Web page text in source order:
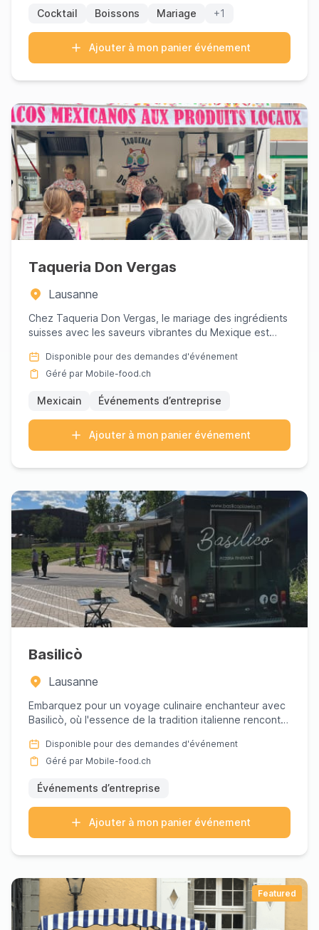
Cocktail Boissons Mariage +1
Ajouter à mon panier événement
Taqueria Don Vergas
Lausanne
Chez Taqueria Don Vergas, le mariage des ingrédients
suisses avec les saveurs vibrantes du Mexique est
Disponible pour des demandes d'événement
Géré par Mobile-food.ch
Mexicain Événements d’entreprise
Ajouter à mon panier événement
Basilicò
Lausanne
Embarquez pour un voyage culinaire enchanteur avec
Basilicò, où l'essence de la tradition italienne rencontre
Disponible pour des demandes d'événement
Géré par Mobile-food.ch
Événements d’entreprise
Ajouter à mon panier événement
Featured